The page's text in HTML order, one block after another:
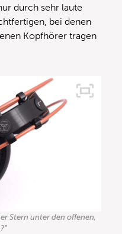
durch sehr laute
bei denen
Kopfhörer tragen
Stern unter den offenen,